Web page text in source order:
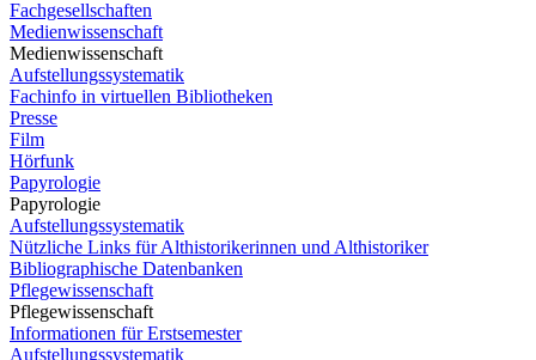
Fachgesellschaften
Medienwissenschaft
Medienwissenschaft
Aufstellungssystematik
Fachinfo in virtuellen Bibliotheken
Presse
Film
Hörfunk
Papyrologie
Papyrologie
Aufstellungssystematik
Nützliche Links für Althistorikerinnen und Althistoriker
Bibliographische Datenbanken
Pflegewissenschaft
Pflegewissenschaft
Informationen für Erstsemester
Aufstellungssystematik